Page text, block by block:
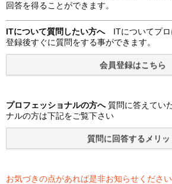
回答を得ることができます。
ITについて質問したい方へITについてプロ
登録後すぐに質問をする事ができます。
プロフェッショナルの方へ質問に答えてい
ナルの方は下記をご覧下さい
お気づきの点があれば是非お知らせください